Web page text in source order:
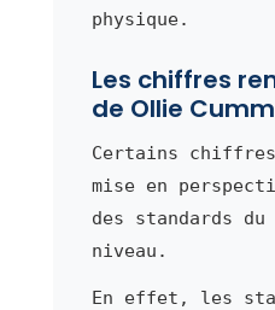
physique.
Les chiffres
de Ollie
Certains
mise en
des standards
niveau.
En effet, les